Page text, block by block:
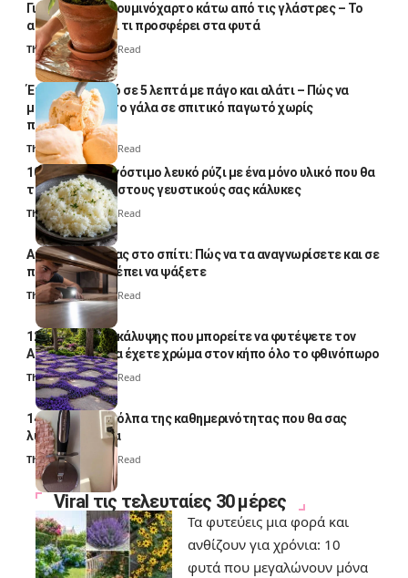
Γιατί βάζουν αλουμινόχαρτο κάτω από τις γλάστρες – Το
απλό κόλπο και τι προσφέρει στα φυτά
Thali Ombre4 Min Read
Έτοιμο παγωτό σε 5 λεπτά με πάγο και αλάτι – Πώς να
μετατρέψετε το γάλα σε σπιτικό παγωτό χωρίς
παγωτομηχανή
Thali Ombre 4 Min Read
10 φορές ποιο νόστιμο λευκό ρύζι με ένα μόνο υλικό που θα
το απογειώσει στους γευστικούς σας κάλυκες
Thali Ombre4 Min Read
Αυγά κατσαρίδας στο σπίτι: Πώς να τα αναγνωρίσετε και σε
ποια σημεία πρέπει να ψάξετε
Thali Ombre4 Min Read
12 φυτά εδαφοκάλυψης που μπορείτε να φυτέψετε τον
Αύγουστο για να έχετε χρώμα στον κήπο όλο το φθινόπωρο
Thali Ombre7 Min Read
14 πανέξυπνα κόλπα της καθημερινότητας που θα σας
λύσουν τα χέρια
Thali Ombre 6 Min Read
Viral τις τελευταίες 30 μέρες
Τα φυτεύεις μια φορά και
ανθίζουν για χρόνια: 10
φυτά που μεγαλώνουν μόνα